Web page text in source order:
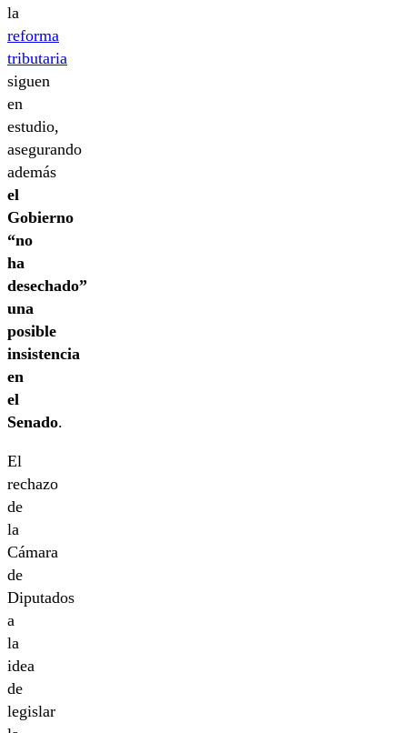
la
reforma
tributaria
siguen
en
estudio,
asegurando
además
el
Gobierno
“no
ha
desechado”
una
posible
insistencia
en
el
Senado.
El
rechazo
de
la
Cámara
de
Diputados
a
la
idea
de
legislar